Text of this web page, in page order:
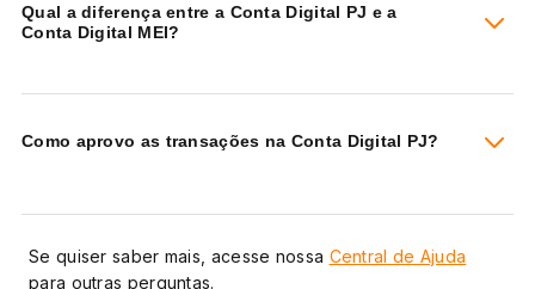
Qual a diferença entre a Conta Digital PJ e a
Conta Digital MEI?
Como aprovo as transações na Conta Digital PJ?
Se quiser saber mais, acesse nossa Central de Ajuda
para outras perguntas.